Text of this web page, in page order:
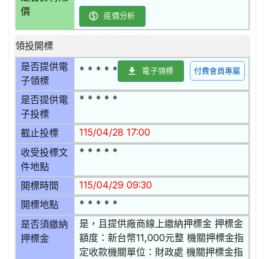
價
底價分析
領投開標
是否提供電
子領標
* * * * * 電子領標 付費會員專屬
是否提供電
子投標
* * * * *
截止投標 115/04/28 17:00
收受投標文
件地點
* * * * *
開標時間 115/04/29 09:30
開標地點 * * * * *
是否須繳納
押標金
是，且提供廠商線上繳納押標金 押標金
額度：新台幣11,000元整 機關押標金指
定收款機關單位：財政處 機關押標金指